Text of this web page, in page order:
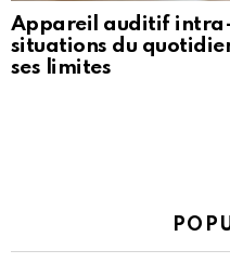
Appareil auditif
situations du
ses limites